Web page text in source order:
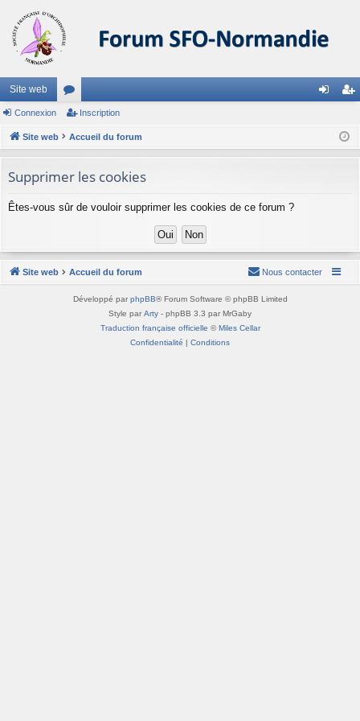
Site web
or
u
s
cri
Connexion Inscription
Site web Accueil du forum
Supprimer les cookies
Êtes-vous sûr de vouloir supprimer les cookies de ce forum ?
Site web Accueil du forum Nous contacter
Développé par phpBB® Forum Software © phpBB Limited
Style par Arty - phpBB 3.3 par MrGaby
Traduction française officielle ©Miles Cellar
Confidentialité | Conditions